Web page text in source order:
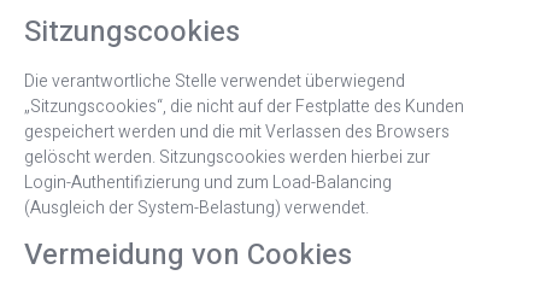
Sitzungscookies
Die verantwortliche Stelle verwendet überwiegend
„Sitzungscookies“, die nicht auf der Festplatte des Kunden
gespeichert werden und die mit Verlassen des Browsers
gelöscht werden. Sitzungscookies werden hierbei zur
Login-Authentifizierung und zum Load-Balancing
(Ausgleich der System-Belastung) verwendet.
Vermeidung von Cookies